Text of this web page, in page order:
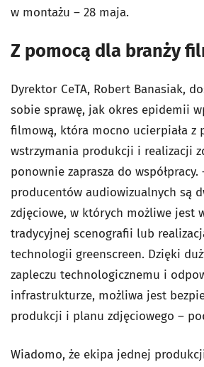
w montażu – 28 maja.
Z pomocą dla branży
Dyrektor CeTA, Robert Banasiak,
sobie sprawę, jak okres epidemii
filmową, która mocno ucierpiała z
wstrzymania produkcji i realizacji
ponownie zaprasza do współpracy.
producentów audiowizualnych są
zdjęciowe, w których możliwe jest
tradycyjnej scenografii lub
technologii greenscreen. Dzięki
zapleczu technologicznemu i
infrastrukturze, możliwa jest
produkcji i planu zdjęciowego –
Wiadomo, że ekipa jednej